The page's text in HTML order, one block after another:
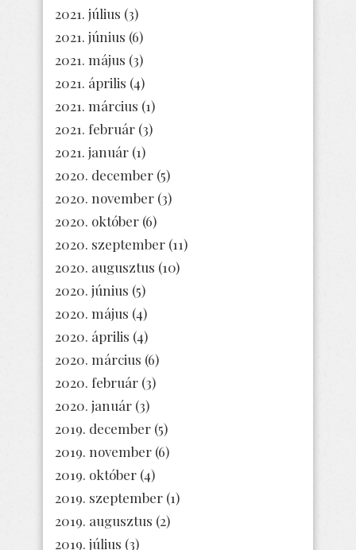
2021. július (3)
2021. június (6)
2021. május (3)
2021. április (4)
2021. március (1)
2021. február (3)
2021. január (1)
2020. december (5)
2020. november (3)
2020. október (6)
2020. szeptember (11)
2020. augusztus (10)
2020. június (5)
2020. május (4)
2020. április (4)
2020. március (6)
2020. február (3)
2020. január (3)
2019. december (5)
2019. november (6)
2019. október (4)
2019. szeptember (1)
2019. augusztus (2)
2019. július (3)